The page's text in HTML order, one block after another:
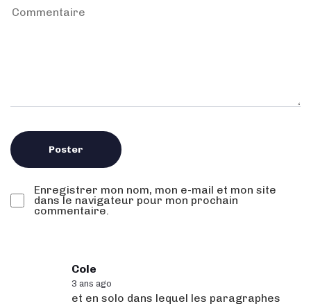
Enregistrer mon nom, mon e-mail et mon site
dans le navigateur pour mon prochain
commentaire.
Cole
3 ans ago
et en solo dans lequel les paragraphes